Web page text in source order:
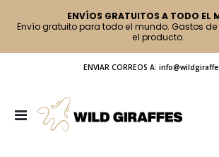
ENVÍOS GRATUITOS A TODO EL
Envío gratuito para todo el mundo. Gastos
el producto.
ENVIAR CORREOS A:
Toggle
Nav